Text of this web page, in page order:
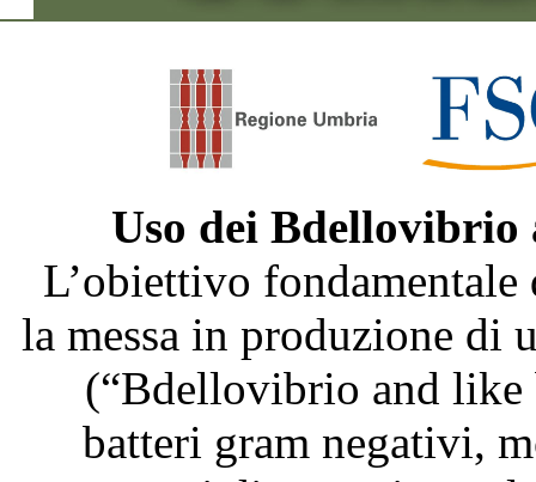
Uso dei
L’obiettivo fondamentale
la messa in produzione di
(“Bdellovibrio and like
batteri gram negativi,